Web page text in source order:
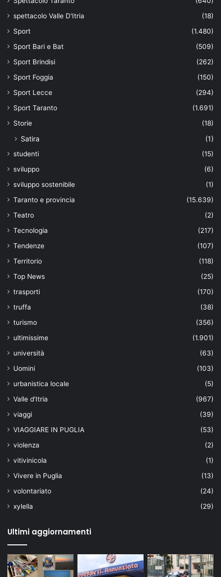
spettacolo Valle D'Itria
(18)
Sport
(1.480)
Sport Bari e Bat
(509)
Sport Brindisi
(262)
Sport Foggia
(150)
Sport Lecce
(294)
Sport Taranto
(1.691)
Storie
(18)
Satira (1)
studenti
(15)
sviluppo
(6)
sviluppo sostenibile
(1)
Taranto e provincia
(15.639)
Teatro
(2)
Tecnologia
(217)
Tendenze
(107)
Territorio
(118)
Top News
(25)
trasporti
(170)
truffa
(38)
turismo
(356)
ultimissime
(1.901)
università
(63)
Uomini
(103)
urbanistica locale
(5)
Valle d'Itria
(967)
viaggi
(39)
VIAGGIARE IN PUGLIA
(53)
violenza
(2)
vitivinicola
(1)
Vivere in Puglia
(13)
volontariato
(24)
xylella
(29)
Ultimi aggiornamenti